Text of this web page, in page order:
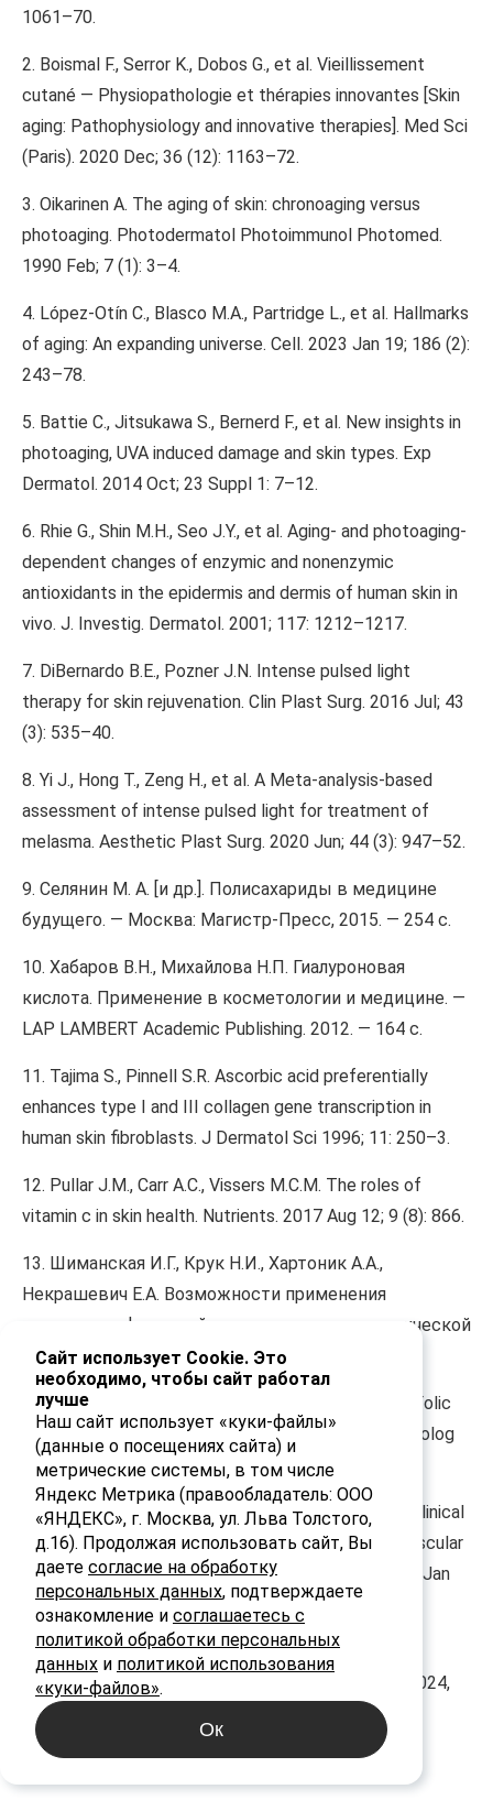
1061–70.
2. Boismal F., Serror K., Dobos G., et al. Vieillissement
cutané — Physiopathologie et thérapies innovantes [Skin
aging: Pathophysiology and innovative therapies]. Med Sci
(Paris). 2020 Dec; 36 (12): 1163–72.
3. Oikarinen A. The aging of skin: chronoaging versus
photoaging. Photodermatol Photoimmunol Photomed.
1990 Feb; 7 (1): 3–4.
4. López-Otín C., Blasco M.A., Partridge L., et al. Hallmarks
of aging: An expanding universe. Cell. 2023 Jan 19; 186 (2):
243–78.
5. Battie C., Jitsukawa S., Bernerd F., et al. New insights in
photoaging, UVA induced damage and skin types. Exp
Dermatol. 2014 Oct; 23 Suppl 1: 7–12.
6. Rhie G., Shin M.H., Seo J.Y., et al. Aging- and photoaging-
dependent changes of enzymic and nonenzymic
antioxidants in the epidermis and dermis of human skin in
vivo. J. Investig. Dermatol. 2001; 117: 1212–1217.
7. DiBernardo B.E., Pozner J.N. Intense pulsed light
therapy for skin rejuvenation. Clin Plast Surg. 2016 Jul; 43
(3): 535–40.
8. Yi J., Hong T., Zeng H., et al. A Meta-analysis-based
assessment of intense pulsed light for treatment of
melasma. Aesthetic Plast Surg. 2020 Jun; 44 (3): 947–52.
9. Селянин М. А. [и др.]. Полисахариды в медицине
будущего. — Москва: Магистр-Пресс, 2015. — 254 с.
10. Хабаров В.Н., Михайлова Н.П. Гиалуроновая
кислота. Применение в косметологии и медицине. —
LAP LAMBERT Academic Publishing. 2012. — 164 с.
11. Tajima S., Pinnell S.R. Ascorbic acid preferentially
enhances type I and III collagen gene transcription in
human skin fibroblasts. J Dermatol Sci 1996; 11: 250–3.
12. Pullar J.M., Carr A.C., Vissers M.C.M. The roles of
vitamin c in skin health. Nutrients. 2017 Aug 12; 9 (8): 866.
13. Шиманская И.Г., Крук Н.И., Хартоник А.А.,
Некрашевич Е.А. Возможности применения
препаратов фолиевой кислоты в дерматологической
практике. Медицинские новости. 2019; №3: 294.
14. Gisondi P., Fantuzzi F., Malerba M., Girolomoni G. Folic
acid in general medicine and dermatology. J Dermatolog
Treat. 2007; 18 (3): 138–46.
15. DiNicolantonio J.J., O'Keefe J.H., Wilson W. Subclinical
magnesium deficiency: a principal driver of cardiovascular
disease and a public health crisis. Open Heart. 2018 Jan
13; 5 (1): e000668.
16. Dominguez L.J.; Veronese N.; Barbagallo M.
Magnesium and the Hallmarks of Aging. Nutrients 2024,
16, 496.
Сайт использует Cookie. Это
необходимо, чтобы сайт работал
лучше
Наш сайт использует «куки-файлы»
(данные о посещениях сайта) и
метрические системы, в том числе
Яндекс Метрика (правообладатель: ООО
«ЯНДЕКС», г. Москва, ул. Льва Толстого,
д.16). Продолжая использовать сайт, Вы
даете согласие на обработку
персональных данных, подтверждаете
ознакомление и соглашаетесь с
политикой обработки персональных
данных и политикой использования
«куки-файлов».
Ок